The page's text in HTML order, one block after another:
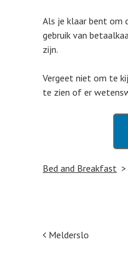
Als je klaar bent om
gebruik van
zijn.
Vergeet niet om te
te zien of er
Bed and Breakfast
Post
Melderslo